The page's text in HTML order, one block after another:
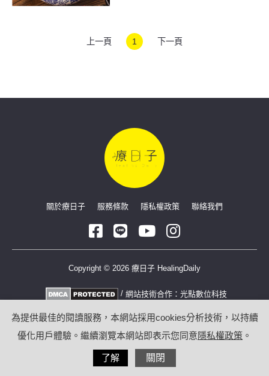
上一頁 1 下一頁
關於療日子 服務條款 隱私權政策 聯絡我們
Copyright © 2026 療日子 HealingDaily
/ 網站技術合作： 光點數位科技
為提供最佳的閱讀服務，本網站採用cookies分析技術，以持續
優化用戶體驗。繼續瀏覽本網站即表示您同意隱私權政策 。
了解 關閉